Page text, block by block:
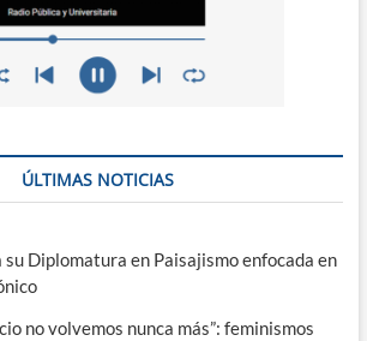
ÚLTIMAS NOTICIAS
Diplomatura en Paisajismo enfocada en
no volvemos nunca más”: feminismos